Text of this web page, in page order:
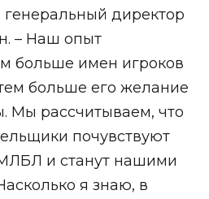
директор
– Наш опыт
больше имен игроков
больше его желание
Мы рассчитываем, что
почувствуют
и станут нашими
я знаю, в